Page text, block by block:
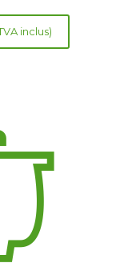
inclus)